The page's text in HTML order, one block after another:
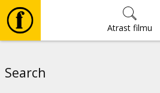
Atrast filmu
Search